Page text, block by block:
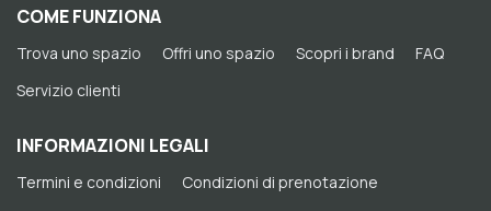
COME FUNZIONA
Trova uno spazio Offri uno spazio Scopri i brand
FAQ
Servizio clienti
INFORMAZIONI LEGALI
Termini e condizioni
Condizioni di prenotazione